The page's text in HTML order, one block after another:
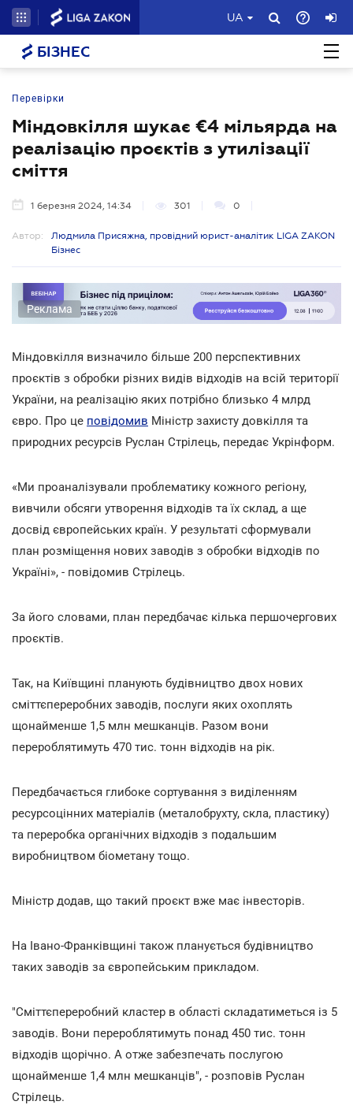
UA
БІЗНЕС
Перевірки
Міндовкілля шукає €4 мільярда на
реалізацію проєктів з утилізації
сміття
1 березня 2024, 14:34 301 0
Автор:
Людмила Присяжна, провідний юрист-аналітик LIGA ZAKON
Бізнес
Реклама
Міндовкілля визначило більше 200 перспективних
проєктів з обробки різних видів відходів на всій території
України, на реалізацію яких потрібно близько 4 млрд
євро. Про це повідомив Міністр захисту довкілля та
природних ресурсів Руслан Стрілець, передає Укрінформ.
«Ми проаналізували проблематику кожного регіону,
вивчили обсяги утворення відходів та їх склад, а ще
досвід європейських країн. У результаті сформували
план розміщення нових заводів з обробки відходів по
Україні», - повідомив Стрілець.
За його словами, план передбачає кілька першочергових
проєктів.
Так, на Київщині планують будівництво двох нових
сміттєпереробних заводів, послуги яких охоплять
щонайменше 1,5 млн мешканців. Разом вони
перероблятимуть 470 тис. тонн відходів на рік.
Передбачається глибоке сортування з виділенням
ресурсоцінних матеріалів (металобрухту, скла, пластику)
та переробка органічних відходів з подальшим
виробництвом біометану тощо.
Міністр додав, що такий проєкт вже має інвесторів.
На Івано-Франківщині також планується будівництво
таких заводів за європейським прикладом.
"Сміттєпереробний кластер в області складатиметься із 5
заводів. Вони перероблятимуть понад 450 тис. тонн
відходів щорічно. А отже забезпечать послугою
щонайменше 1,4 млн мешканців", - розповів Руслан
Стрілець.